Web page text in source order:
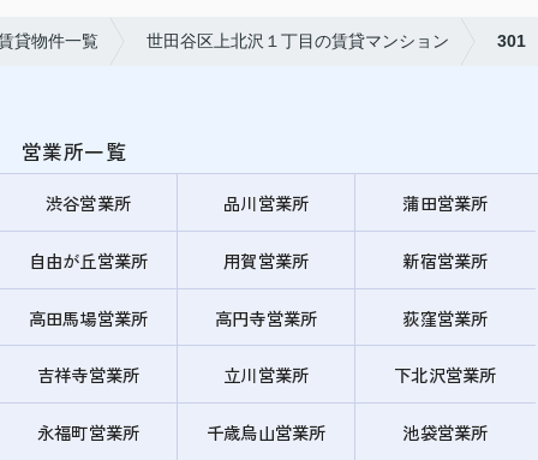
貸物件一覧 世田谷区上北沢１丁目の賃貸マンション 301
営業所一覧
渋谷営業所 品川営業所 蒲田営業所
自由が丘営業所 用賀営業所 新宿営業所
高田馬場営業所 高円寺営業所 荻窪営業所
吉祥寺営業所 立川営業所 下北沢営業所
永福町営業所 千歳烏山営業所 池袋営業所